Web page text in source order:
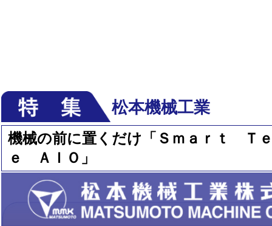
松本機械工業
機械の前に置くだけ「Ｓｍａｒｔ Ｔ
ｅ ＡＩＯ」